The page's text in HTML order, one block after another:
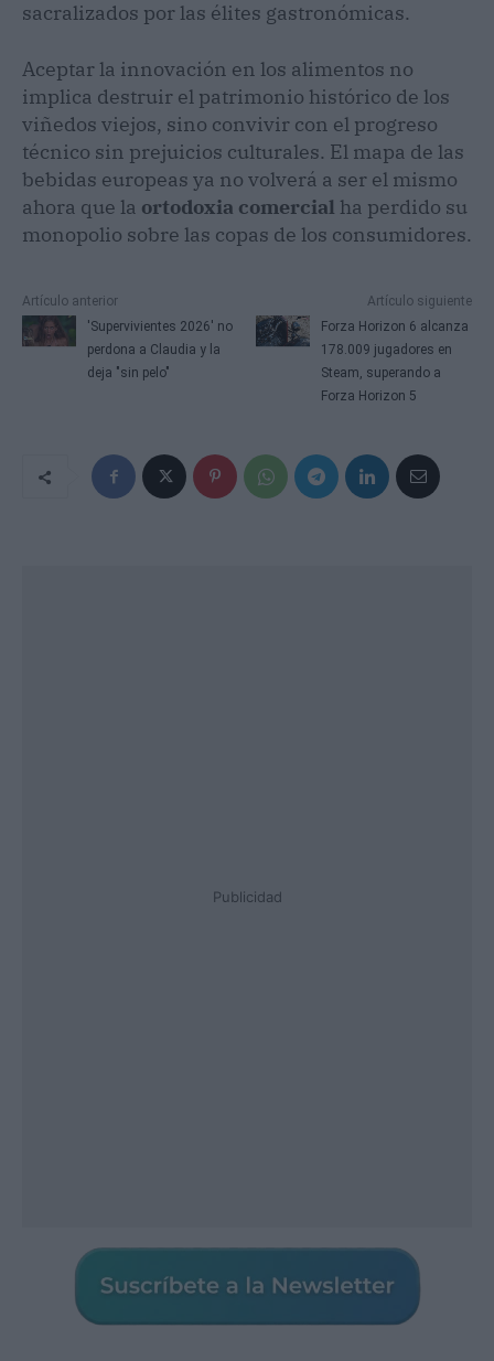
sacralizados por las élites gastronómicas.
Aceptar la innovación en los alimentos no
implica destruir el patrimonio histórico de los
viñedos viejos, sino convivir con el progreso
técnico sin prejuicios culturales. El mapa de las
bebidas europeas ya no volverá a ser el mismo
ahora que la ortodoxia comercial ha perdido su
monopolio sobre las copas de los consumidores.
Artículo anterior
'Supervivientes 2026' no
perdona a Claudia y la
deja "sin pelo"
Artículo siguiente
Forza Horizon 6 alcanza
178.009 jugadores en
Steam, superando a
Forza Horizon 5
Publicidad